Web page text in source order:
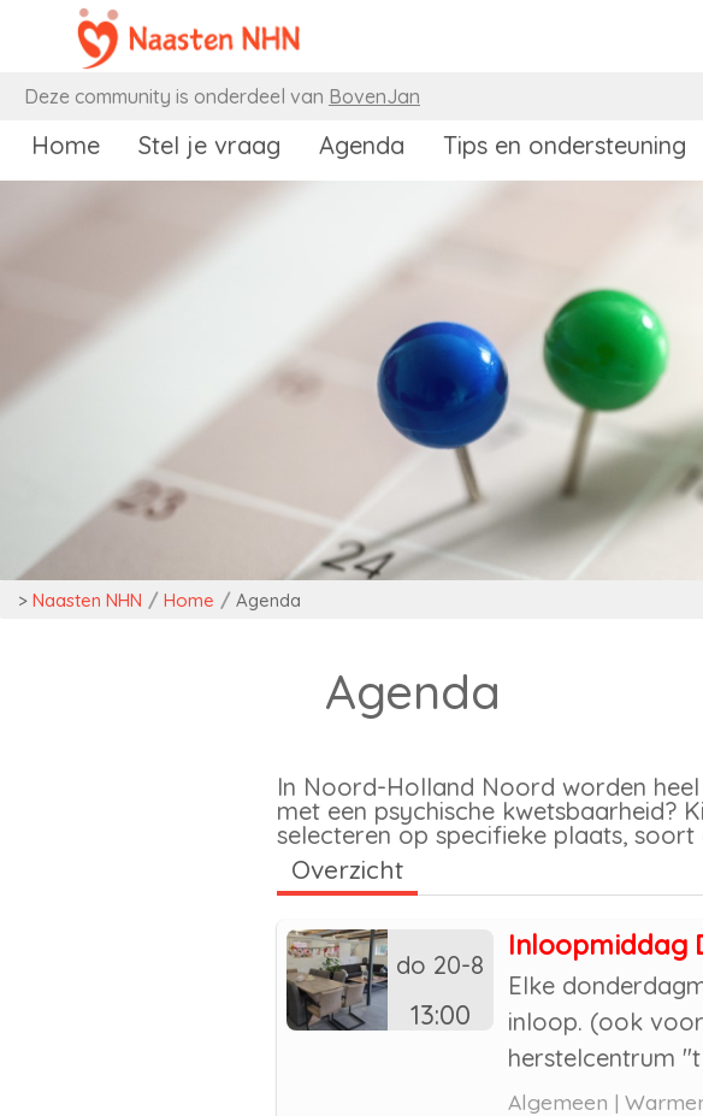
Naar content
Deze community is onderdeel van BovenJan
Home Stel je vraag Agenda Tips en ondersteuning
> Naasten NHN / Home / Agenda
Agenda
In Noord-Holland Noord worden
met een psychische kwetsbaarheid?
selecteren op specifieke plaats,
Overzicht
do 20-8
13:00
Inloopmiddag
Elke
inloop. (ook
herstelcentrum
Algemeen |